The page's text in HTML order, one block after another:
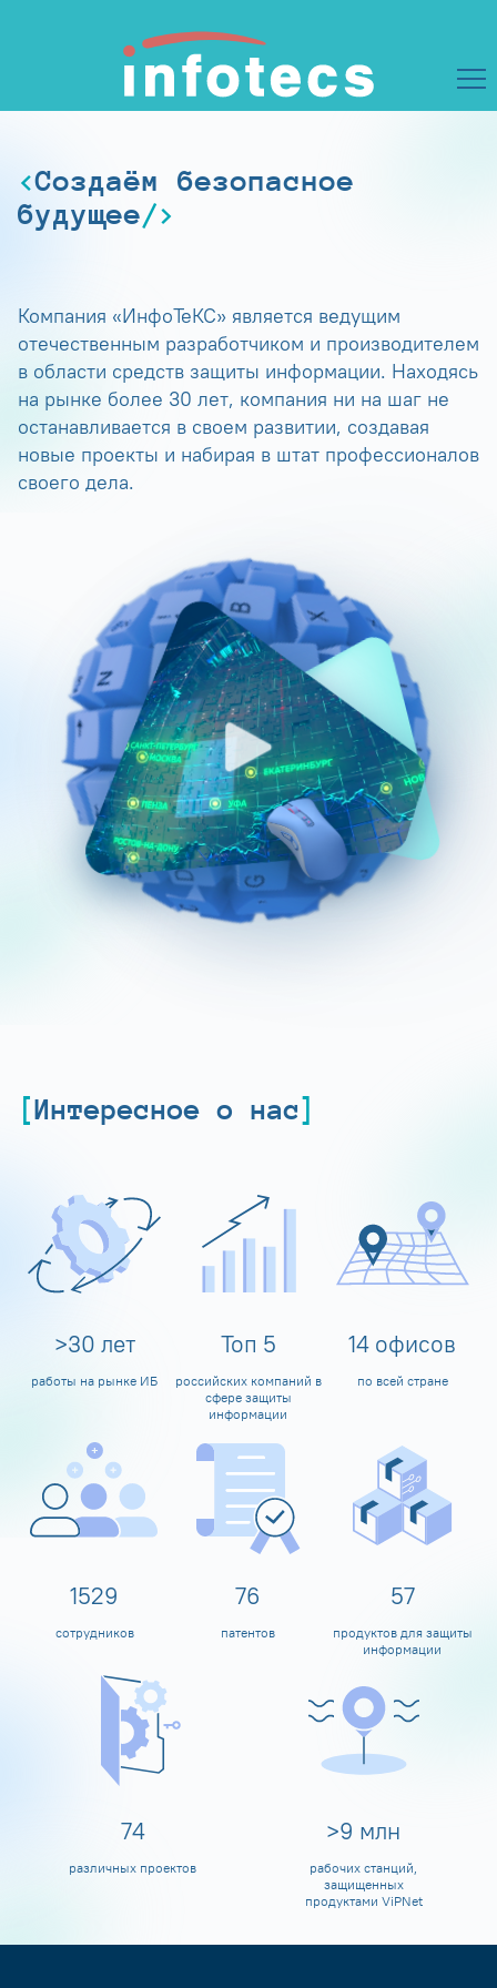
Создаём безопасное
будущее
Компания «ИнфоТеКС» является ведущим
отечественным разработчиком и производителем
в области средств защиты информации. Находясь
на рынке более 30 лет, компания ни на шаг не
останавливается в своем развитии, создавая
новые проекты и набирая в штат профессионалов
своего дела.
Интересное о нас
>30 лет
работы на рынке ИБ
Топ 5
российских компаний в
сфере защиты
информации
14 офисов
по всей стране
1600
сотрудников
80
патентов
60
продуктов для защиты
информации
80
различных проектов
>10 млн
рабочих станций,
защищенных
продуктами ViPNet